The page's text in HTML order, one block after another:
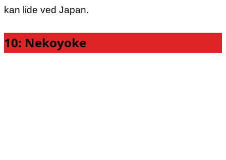
kan lide ved Japan.
10: Nekoyoke